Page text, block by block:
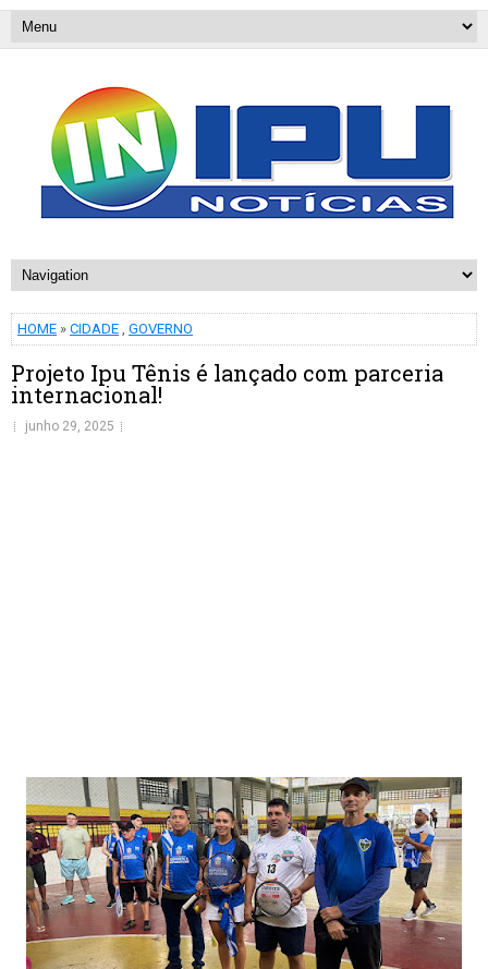
HOME » CIDADE , GOVERNO
Projeto Ipu Tênis é lançado com parceria
internacional!
junho 29, 2025